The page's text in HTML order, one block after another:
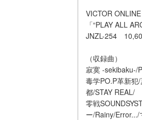
VICTOR
「“PLAY ALL
JNZL-254
（収録曲）
寂寞 -sekibaku-/
毒学PO.P革新犯
都/STAY REAL/
零戦
ー/Rainy/